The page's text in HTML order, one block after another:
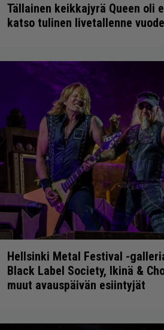
Tällainen keikkajyrä Queen oli
katso tulinen livetallenne
Hellsinki Metal Festival -
Black Label Society, Ikinä &
muut avauspäivän esiintyjät